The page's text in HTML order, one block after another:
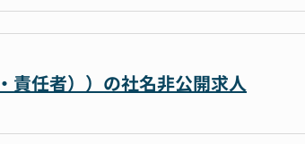
ス
、業務の改善（脱属人化）
ャリア変更もできます。
責任者））の社名非公開求人